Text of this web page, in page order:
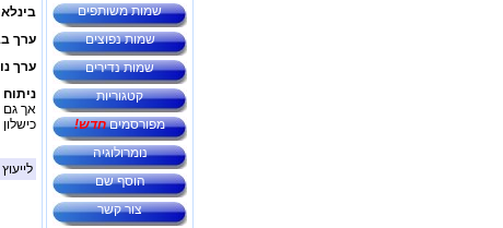
שמות משותפים
שמות נפוצים
שמות נדירים
קטגוריות
מפורסמיםחדש!
נומרולוגיה
הוסף שם
צור קשר
ערך
ערך
ניתוח
אך גם